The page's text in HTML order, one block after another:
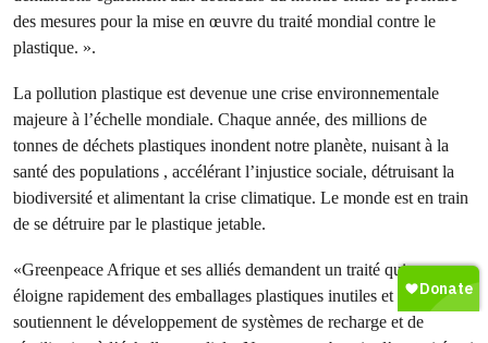
des mesures pour la mise en œuvre du traité mondial contre le
plastique. ».
La pollution plastique est devenue une crise environnementale
majeure à l’échelle mondiale. Chaque année, des millions de
tonnes de déchets plastiques inondent notre planète, nuisant à la
santé des populations , accélérant l’injustice sociale, détruisant la
biodiversité et alimentant la crise climatique. Le monde est en train
de se détruire par le plastique jetable.
«Greenpeace Afrique et ses alliés demandent un traité qui nous
éloigne rapidement des emballages plastiques inutiles et qui
soutiennent le développement de systèmes de recharge et de